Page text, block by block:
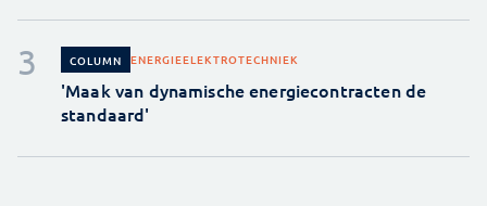
COLUMN ENERGIEELEKTROTECHNIEK
'Maak van dynamische energiecontracten de
standaard'